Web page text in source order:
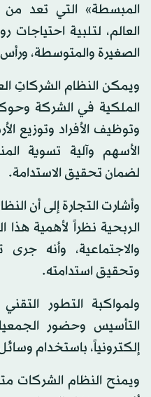
المبسطة» التي تعد من
العالم، لتلبية احتياجات
الصغيرة والمتوسطة،
ويمكن النظام الشركاتِ
الملكية في الشركة
وتوظيف الأفراد وتوزيع
الأسهم وآلية تسوية
لضمان تحقيق الاستدامة.
وأشارت التجارة إلى أن
الربحية نظراً لأهمية هذا
والاجتماعية، وأنه
وتحقيق استدامته.
ولمواكبة التطور
التأسيس وحضور
إلكترونياً، باستخدام
ويمنح النظام الشركات